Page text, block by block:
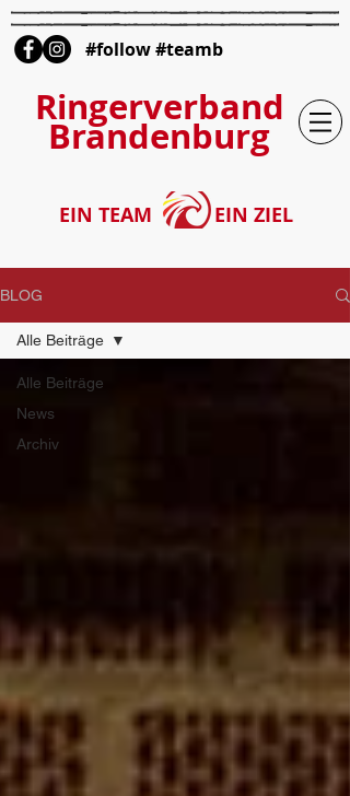
#follow #teamb
Ringerverband
Brandenburg
EIN TEAM EIN ZIEL
BLOG
Alle Beiträge
News
Archiv
Alle Beiträge